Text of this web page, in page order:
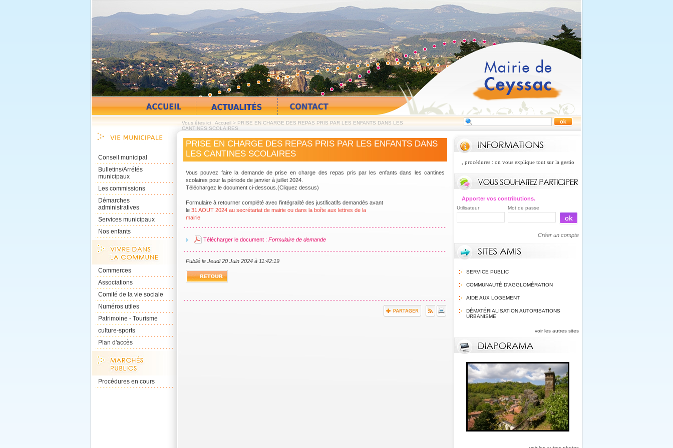
Vous êtes ici : Accueil > PRISE EN CHARGE DES REPAS PRIS PAR LES ENFANTS DANS LES
CANTINES SCOLAIRES
Conseil municipal
Bulletins/Arrétés
municipaux
Les commissions
Démarches
administratives
Services municipaux
Nos enfants
Commerces
Associations
Comité de la vie sociale
Numéros utiles
Patrimoine - Tourisme
culture-sports
Plan d'accès
Procédures en cours
PRISE EN CHARGE DES REPAS PRIS PAR LES ENFANTS DANS
LES CANTINES SCOLAIRES
Vous pouvez faire la demande de prise en charge des repas pris par les enfants dans les cantines
scolaires pour la période de janvier à juillet 2024.
Téléchargez le document ci-dessous.(Cliquez dessus)
Formulaire à retourner complété avec l’intégralité des justificatifs demandés avant
le 31 AOUT 2024 au secrétariat de mairie ou dans la boîte aux lettres de la
mairie
Télécharger le document : Formulaire de demande
Publié le Jeudi 20 Juin 2024 à 11:42:19
Descriptif, règlement, procédures : on vous explique tout sur la gestion des risques concernant les mouvements de
Apporter vos contributions.
Utilisateur Mot de passe
Créer un compte
SERVICE PUBLIC
COMMUNAUTÉ D'AGGLOMÉRATION
AIDE AUX LOGEMENT
DÉMATÉRIALISATION AUTORISATIONS
URBANISME
voir les autres sites